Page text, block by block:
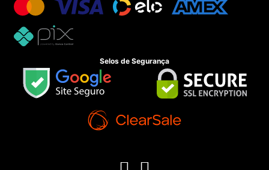
Selos de Segurança